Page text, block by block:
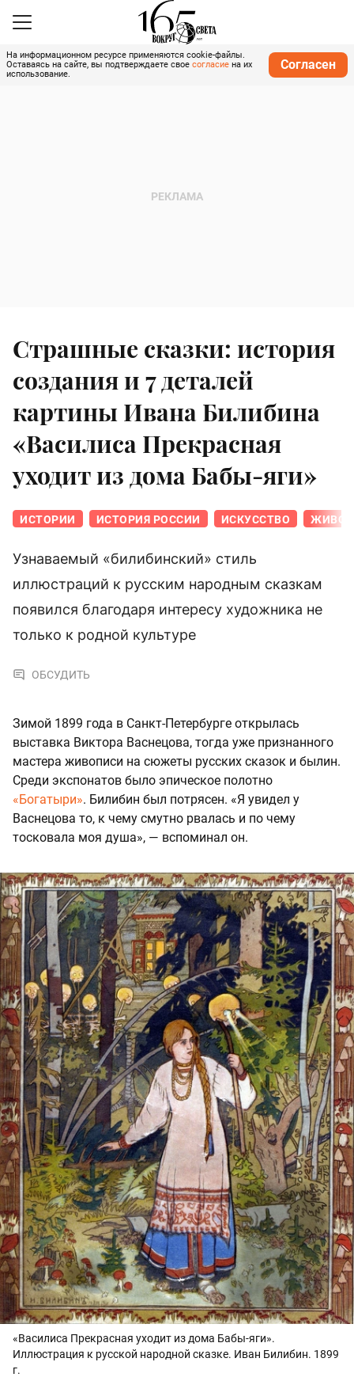
На информационном ресурсе применяются cookie-файлы.
Оставаясь на сайте, вы подтверждаете свое согласие на их
использование.
Согласен
Страшные сказки: история
создания и 7 деталей
картины Ивана Билибина
«Василиса Прекрасная
уходит из дома Бабы-яги»
ИСТОРИИ ИСТОРИЯ РОССИИ ИСКУССТВО
Узнаваемый «билибинский» стиль
иллюстраций к русским народным сказкам
появился благодаря интересу художника не
только к родной культуре
ОБСУДИТЬ
Зимой 1899 года в Санкт-Петербурге открылась
выставка Виктора Васнецова, тогда уже признанного
мастера живописи на сюжеты русских сказок и былин.
Среди экспонатов было эпическое полотно
«Богатыри». Билибин был потрясен. «Я увидел у
Васнецова то, к чему смутно рвалась и по чему
тосковала моя душа», — вспоминал он.
«Василиса Прекрасная уходит из дома Бабы-яги».
Иллюстрация к русской народной сказке. Иван Билибин. 1899
г.